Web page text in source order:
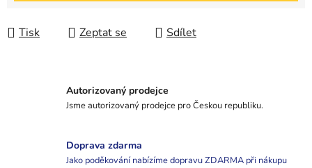
Tisk Zeptat se Sdílet
Autorizovaný prodejce
Jsme autorizovaný prodejce pro Českou republiku.
Doprava zdarma
Jako poděkování nabízíme dopravu ZDARMA při nákupu